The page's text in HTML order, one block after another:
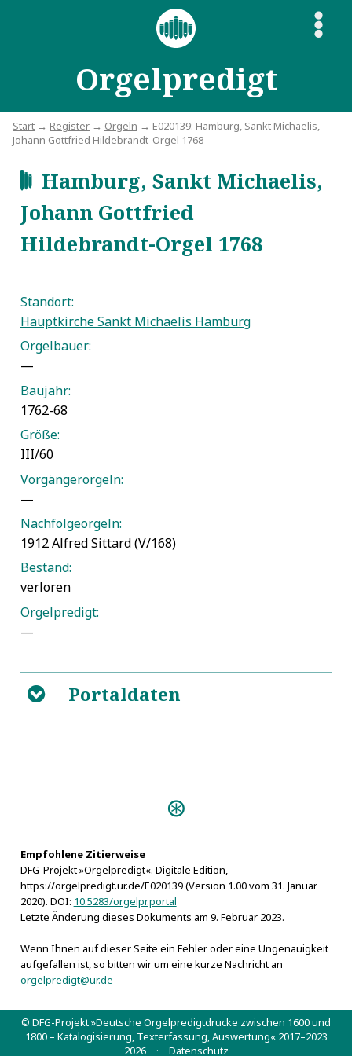
Orgelpredigt
S
Start → Register → Orgeln → E020139: Hamburg, Sankt Michaelis,
Johann Gottfried Hildebrandt-Orgel 1768
dHamburg, Sankt Michaelis,
Johann Gottfried
Hildebrandt-Orgel 1768
Standort:
Hauptkirche Sankt Michaelis Hamburg
Orgelbauer:
—
Baujahr:
1762-68
Größe:
III/60
Vorgängerorgeln:
—
Nachfolgeorgeln:
1912 Alfred Sittard (V/168)
Bestand:
verloren
Orgelpredigt:
—
B Portaldaten
Empfohlene Zitierweise
DFG-Projekt »Orgelpredigt«. Digitale Edition,
https://orgelpredigt.ur.de/E020139 (Version 1.00 vom 31. Januar
2020). DOI: 10.5283/orgelpr.portal
Letzte Änderung dieses Dokuments am 9. Februar 2023.
Wenn Ihnen auf dieser Seite ein Fehler oder eine Ungenauigkeit
aufgefallen ist, so bitten wir um eine kurze Nachricht an
orgelpredigt@ur.de
© DFG-Projekt »Deutsche Orgelpredigtdrucke zwischen 1600 und
1800 – Katalogisierung, Texterfassung, Auswertung« 2017–2023
2026 · Datenschutz